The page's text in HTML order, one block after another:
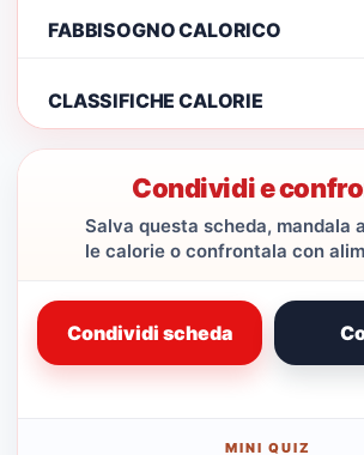
FABBISOGNO CALORICO
CLASSIFICHE CALORIE
Condividi e
Salva questa scheda, mandala
le calorie o confrontala con
Condividi scheda
MINI QUIZ